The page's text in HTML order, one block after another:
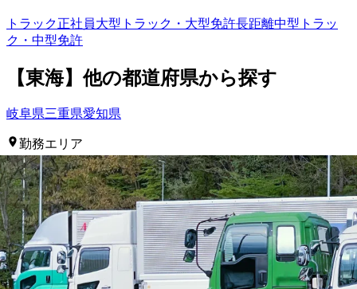
トラック正社員大型トラック・大型免許長距離中型トラッ
ク・中型免許
【東海】他の都道府県から探す
岐阜県三重県愛知県
勤務エリア
都道府県を変更
裾野市
選択しなおす